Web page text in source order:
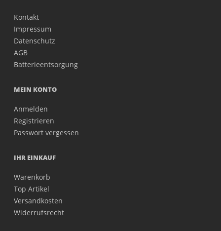
Kontakt
Impressum
Datenschutz
AGB
Batterieentsorgung
MEIN KONTO
Anmelden
Registrieren
Passwort vergessen
IHR EINKAUF
Warenkorb
Top Artikel
Versandkosten
Widerrufsrecht